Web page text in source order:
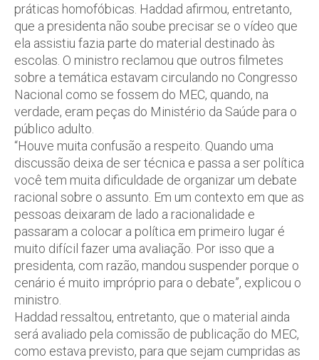
práticas homofóbicas. Haddad afirmou, entretanto,
que a presidenta não soube precisar se o vídeo que
ela assistiu fazia parte do material destinado às
escolas. O ministro reclamou que outros filmetes
sobre a temática estavam circulando no Congresso
Nacional como se fossem do MEC, quando, na
verdade, eram peças do Ministério da Saúde para o
público adulto.
“Houve muita confusão a respeito. Quando uma
discussão deixa de ser técnica e passa a ser política
você tem muita dificuldade de organizar um debate
racional sobre o assunto. Em um contexto em que as
pessoas deixaram de lado a racionalidade e
passaram a colocar a política em primeiro lugar é
muito difícil fazer uma avaliação. Por isso que a
presidenta, com razão, mandou suspender porque o
cenário é muito impróprio para o debate”, explicou o
ministro.
Haddad ressaltou, entretanto, que o material ainda
será avaliado pela comissão de publicação do MEC,
como estava previsto, para que sejam cumpridas as